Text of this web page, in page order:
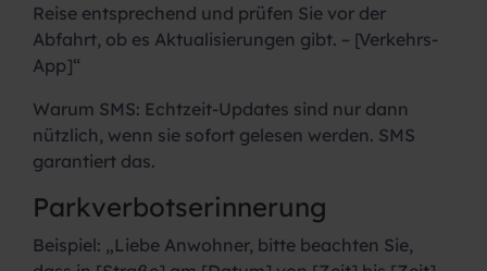
Reise entsprechend und prüfen Sie vor der
Abfahrt, ob es Aktualisierungen gibt. – [Verkehrs-
App]“
Warum SMS: Echtzeit-Updates sind nur dann
nützlich, wenn sie sofort gelesen werden. SMS
garantiert das.
Parkverbotserinnerung
Beispiel: „Liebe Anwohner, bitte beachten Sie,